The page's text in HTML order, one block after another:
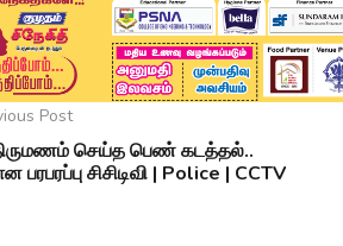
Post
செய்த பெண் கடத்தல்..
பரபரப்பு சிசிடிவி | Police | CCTV